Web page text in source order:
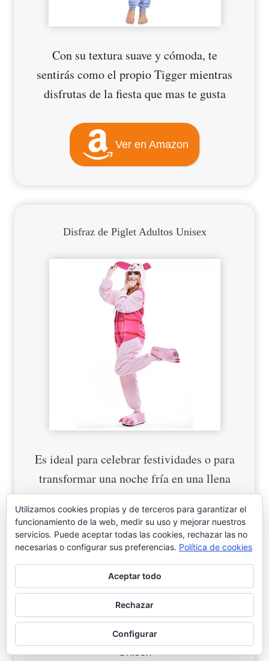
Con su textura suave y cómoda, te
sentirás como el propio Tigger mientras
disfrutas de la fiesta que mas te gusta
Ver en Amazon
Disfraz de Piglet Adultos Unisex
Es ideal para celebrar festividades o para
transformar una noche fría en una llena
de magia y calidez.
Ver en Amazon
Disfraz con capucha de Ígor (Burro)
Unisex
Utilizamos cookies propias y de terceros para garantizar el
funcionamiento de la web, medir su uso y mejorar nuestros
servicios. Puede aceptar todas las cookies, rechazar las no
necesarias o configurar sus preferencias. Política de cookies
Aceptar todo
Rechazar
Configurar